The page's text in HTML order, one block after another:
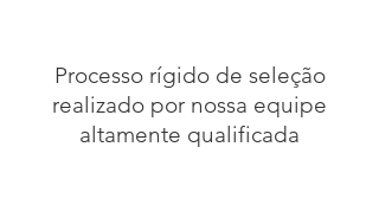
Processo rígido de seleção
realizado por nossa equipe
altamente qualificada